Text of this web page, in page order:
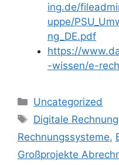
ing.de/
uppe/
ng_DE.pdf
https://
-wissen/e-
Kategorien
Uncategorized
Schlagwörter
Digitale
Rechnungssysteme,
Großprojekte